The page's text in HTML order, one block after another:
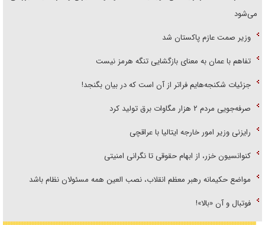
می‌شود
وزیر صمت عازم پاکستان شد
تفاهم با عمان به معنای بازگشایی تنگه هرمز نیست
جزئیات شکنجه‌هایم فراتر از آن است که در بیان بگنجد!
صرفه‌جویی مردم ۲ هزار مگاوات برق تولید کرد
رایزنی وزیر امور خارجه ایتالیا با عراقچی
کنوانسیون خزر، از ابهام حقوقی تا نگرانی امنیتی
مواضع حکیمانه رهبر معظم انقلاب، نصب العین همه مسئولان نظام باشد
فوتبال و آن «بالا»!